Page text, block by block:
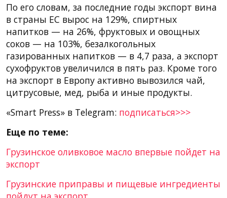
По его словам, за последние годы экспорт вина
в страны ЕС вырос на 129%, спиртных
напитков — на 26%, фруктовых и овощных
соков — на 103%, безалкогольных
газированных напитков — в 4,7 раза, а экспорт
сухофруктов увеличился в пять раз. Кроме того
на экспорт в Европу активно вывозился чай,
цитрусовые, мед, рыба и иные продукты.
«Smart Press» в Telegram: подписаться>>>
Еще по теме:
Грузинское оливковое масло впервые пойдет на
экспорт
Грузинские приправы и пищевые ингредиенты